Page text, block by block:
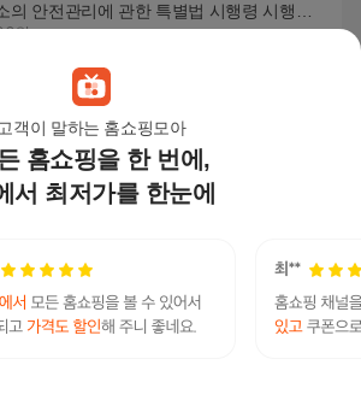
고객이 말하는 홈쇼핑모아
홈쇼핑을 한 번에,
서 최저가를 한눈에
의 안전관리에 관한 특별법 시행령 시행규
원
C타입 가정용 급속 PD충전기 아이폰 화재보
18w
원
테디자인 명함 ㅣ 삼성생명명함 ㅣ 삼성화